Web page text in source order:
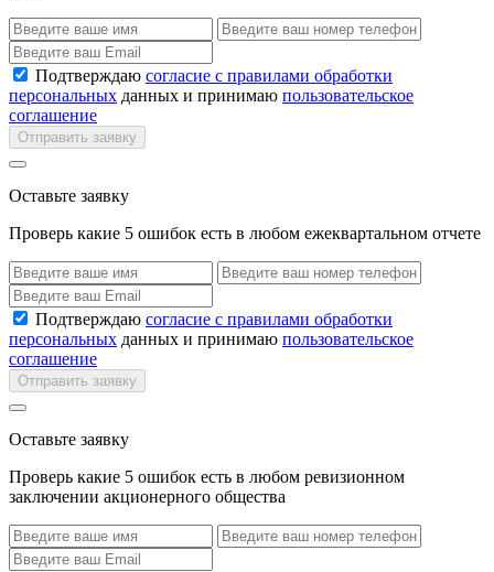
Подтверждаю согласие с правилами обработки
персональных данных и принимаю пользовательское
соглашение
Отправить заявку
Оставьте заявку
Проверь какие 5 ошибок есть в любом ежеквартальном отчете
Подтверждаю согласие с правилами обработки
персональных данных и принимаю пользовательское
соглашение
Отправить заявку
Оставьте заявку
Проверь какие 5 ошибок есть в любом ревизионном
заключении акционерного общества